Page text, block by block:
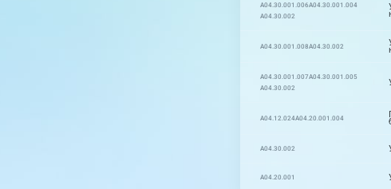
A04.30.001.006A04.30.001.004
A04.30.002
A04.30.001.008A04.30.002
A04.30.001.007A04.30.001.005
A04.30.002
A04.12.024A04.20.001.004
A04.30.002
A04.20.001